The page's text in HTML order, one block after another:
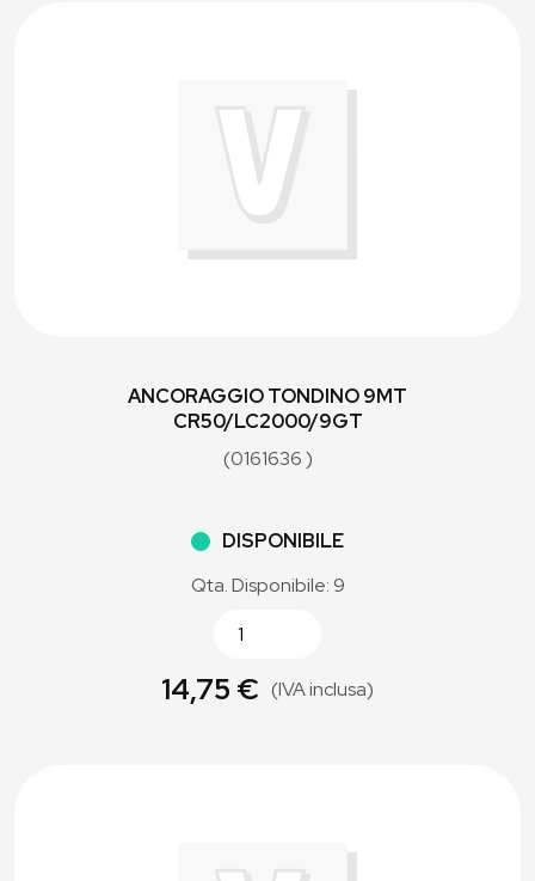
ANCORAGGIO TONDINO 9MT
CR50/LC2000/9GT
(0161636 )
DISPONIBILE
Qta. Disponibile: 9
14,75 € (IVA inclusa)